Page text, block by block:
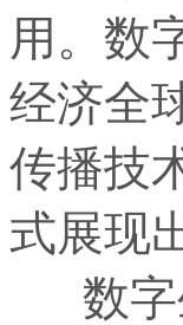
用。数
经济全
传播技
式展现
数字